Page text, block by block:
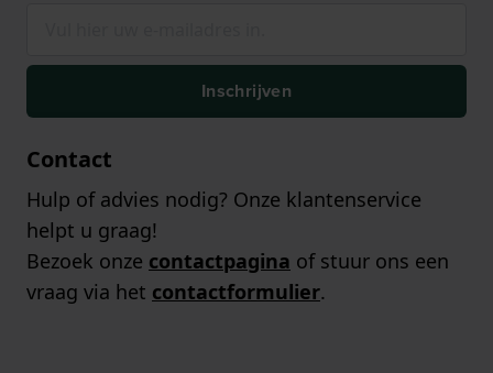
Inschrijven
Contact
Hulp of advies nodig? Onze klantenservice
helpt u graag!
Bezoek onze contactpagina of stuur ons een
vraag via het contactformulier.